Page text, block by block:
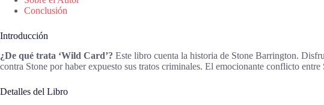
Conclusión
Introducción
¿De qué trata ‘Wild Card’? Este libro cuenta la historia de Stone Barrington.
contra Stone por haber expuesto sus tratos criminales. El emocionante conflicto
Detalles del Libro